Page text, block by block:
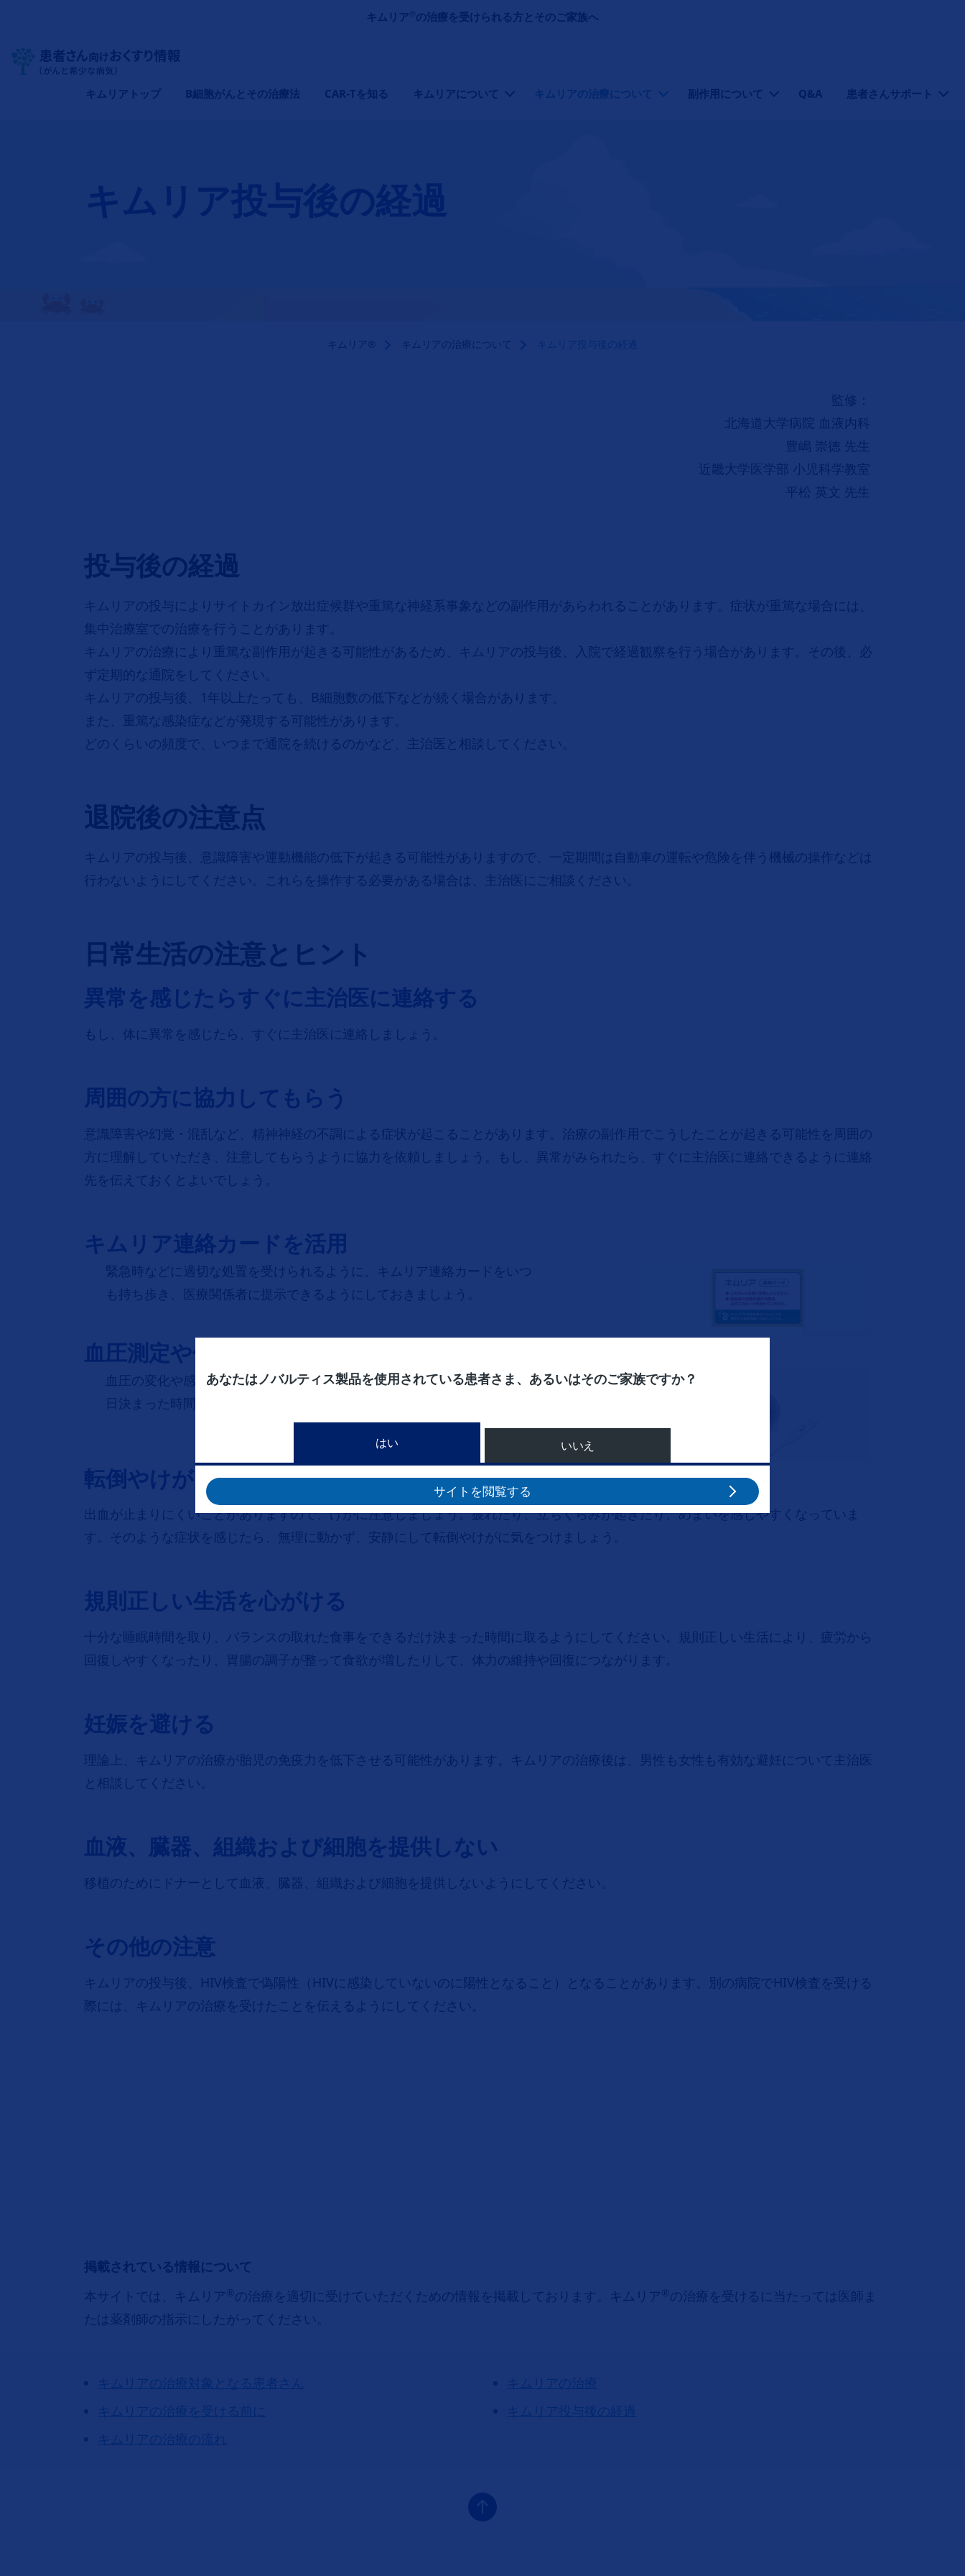
メインコンテンツに移動
キムリア ® の治療を受けられる方とそのご家族へ
Site Logo
キムリアトップ B細胞がんとその治療法 CAR-Tを知る キムリアについて キムリアの治療について 副作用について Q&A 患者さんサポート
キムリア® キムリアの治療について キムリア投与後の経過
監修：
北海道大学病院 血液内科
豊嶋 崇徳 先生
近畿大学医学部 小児科学教室
平松 英文 先生
投与後の経過
キムリアの投与によりサイトカイン放出症候群や重篤な神経系事象などの副作用があらわれることがあります。症状が重篤な場合には、
集中治療室での治療を行うことがあります。
キムリアの治療により重篤な副作用が起きる可能性があるため、キムリアの投与後、⼊院で経過観察を⾏う場合があります。その後、必
ず定期的な通院をしてください。
キムリアの投与後、1年以上たっても、B細胞数の低下などが続く場合があります。
また、重篤な感染症などが発現する可能性があります。
どのくらいの頻度で、いつまで通院を続けるのかなど、主治医と相談してください。
退院後の注意点
キムリアの投与後、意識障害や運動機能の低下が起きる可能性がありますので、⼀定期間は自動車の運転や危険を伴う機械の操作などは
行わないようにしてください。これらを操作する必要がある場合は、主治医にご相談ください。
日常生活の注意とヒント
異常を感じたらすぐに主治医に連絡する
もし、体に異常を感じたら、すぐに主治医に連絡しましょう。
周囲の方に協力してもらう
意識障害や幻覚・混乱など、精神神経の不調による症状が起こることがあります。治療の副作用でこうしたことが起きる可能性を周囲の
方に理解していただき、注意してもらうように協力を依頼しましょう。もし、異常がみられたら、すぐに主治医に連絡できるように連絡
先を伝えておくとよいでしょう。
キムリア連絡カードを活用
緊急時などに適切な処置を受けられるように、キムリア連絡カードをいつ
も持ち歩き、医療関係者に提示できるようにしておきましょう。
血圧測定や体温の記録
血圧の変化や感染症などの副作用が起きていないか確認するためにも、毎
日決まった時間に血圧と体温を測定し、記録することを心がけましょう。
転倒やけがに注意
出血が止まりにくいことがありますので、けがに注意しましょう。疲れたり、立ちくらみが起きたり、めまいを感じやすくなっていま
す。そのような症状を感じたら、無理に動かず、安静にして転倒やけがに気をつけましょう。
規則正しい生活を心がける
十分な睡眠時間を取り、バランスの取れた食事をできるだけ決まった時間に取るようにしてください。規則正しい生活により、疲労から
回復しやすくなったり、胃腸の調子が整って食欲が増したりして、体力の維持や回復につながります。
妊娠を避ける
理論上、キムリアの治療が胎児の免疫力を低下させる可能性があります。キムリアの治療後は、男性も女性も有効な避妊について主治医
と相談してください。
血液、臓器、組織および細胞を提供しない
移植のためにドナーとして⾎液、臓器、組織および細胞を提供しないようにしてください。
その他の注意
キムリアの投与後、HIV検査で偽陽性（HIVに感染していないのに陽性となること）となることがあります。別の病院でHIV検査を受ける
際には、キムリアの治療を受けたことを伝えるようにしてください。
掲載されている情報について
本サイトでは、キムリア ® の治療を適切に受けていただくための情報を掲載しております。キムリア ® の治療を受けるに当たっては医師ま
たは薬剤師の指示にしたがってください。
キムリアの治療対象となる患者さん
キムリアの治療を受ける前に
キムリアの治療の流れ
キムリアの治療
キムリア投与後の経過
あなたはノバルティス製品を使用されている患者さま、あるいはそのご家族ですか？
はい いいえ
サイトを閲覧する